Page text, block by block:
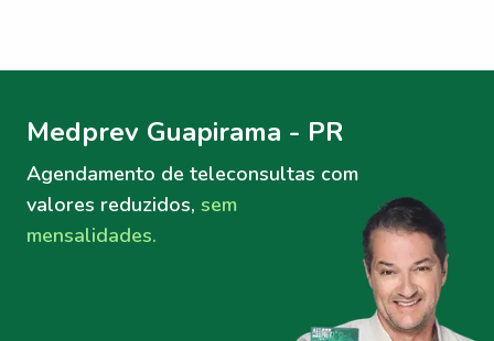
Medprev Guapirama - PR
Agendamento de teleconsultas com
valores reduzidos, sem
mensalidades.